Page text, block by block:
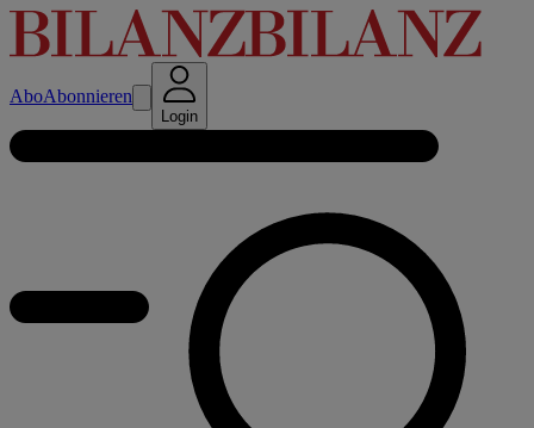
AboAbonnieren
Login